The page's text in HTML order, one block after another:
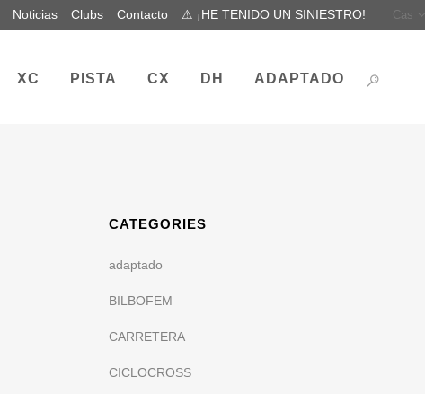
Noticias Clubs Contacto ⚠ ¡HE TENIDO UN SINIESTRO! Cas
XC PISTA CX DH ADAPTADO
CATEGORIES
adaptado
BILBOFEM
CARRETERA
CICLOCROSS